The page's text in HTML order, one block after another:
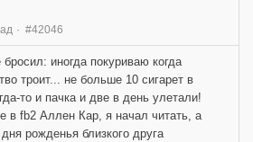
#42046
иногда покуриваю когда
троит... не больше 10 сигарет в
то и пачка и две в день улетали!
в fb2 Аллен Кар, я начал читать, а
рожденья близкого друга